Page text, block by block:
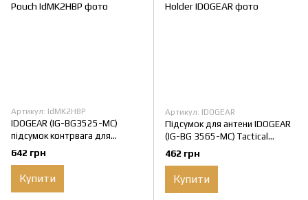
Артикул: IdMK2HBP
IDOGEAR (IG-BG3525-MC)
підсумок контрвага для
шолома Helmed Battery Pouch
642 грн
Купити
Артикул: IDOGEAR
Підсумок для антени IDOGEAR
(IG-BG 3565-MC) Tactical
Antenna System Holder
462 грн
Купити